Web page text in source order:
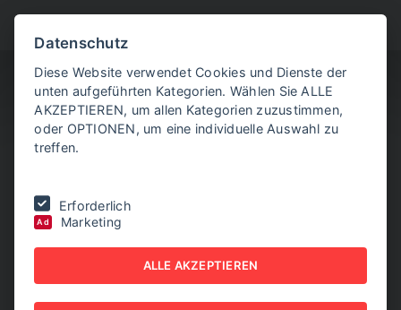
definieren Arbeit neu.“
„LEISTUNGSZIELE SIND
UNSEXY. WIR DEFINIEREN
Datenschutz
Diese Website verwendet Cookies und Dienste der
unten aufgeführten Kategorien. Wählen Sie ALLE
AKZEPTIEREN, um allen Kategorien zuzustimmen,
oder OPTIONEN, um eine individuelle Auswahl zu
treffen.
Erforderlich
Ad Marketing
ALLE AKZEPTIEREN